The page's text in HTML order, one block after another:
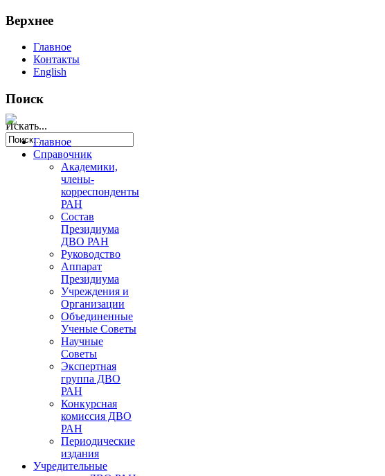
Верхнее
Главное
Контакты
English
Поиск
Искать...
Главное
Справочник
Академики,
члены-
корреспонденты
РАН
Состав
Президиума
ДВО РАН
Руководство
Аппарат
Президиума
Учреждения и
Организации
Объединенные
Ученые Советы
Научные
Советы
Экспертная
группа ДВО
РАН
Конкурсная
комиссия ДВО
РАН
Периодические
издания
Учредительные